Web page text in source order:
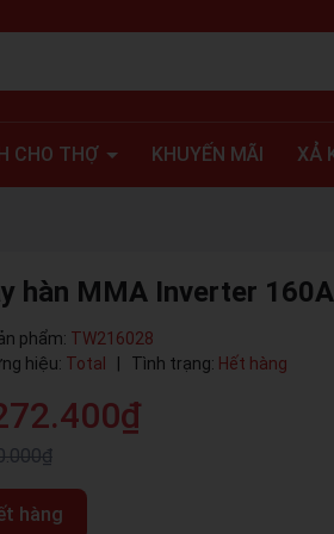
CHO THỢ KHUYẾN MÃI XẢ
hàn MMA Inverter
phẩm: TW216028
hiệu: Total Tình trạng: Hết hàng
hàng